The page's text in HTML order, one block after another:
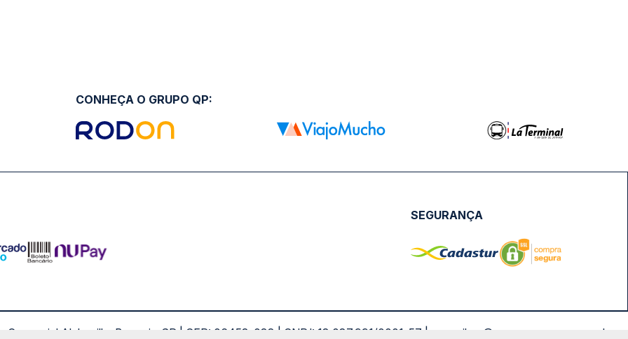
CONHEÇA O GRUPO QP:
SEGURANÇA
Alphaville, Barueri - SP | CEP: 06453-038 | CNPJ: 18.087.991/0001-57 | saconibus@queropassagem.com.br